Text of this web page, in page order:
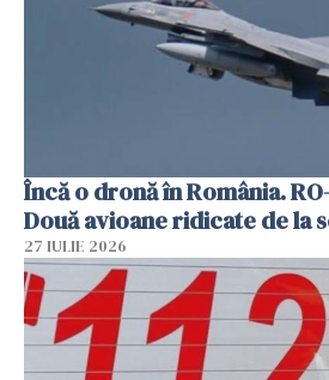
Încă o dronă în România.
Două avioane ridicate de la
27 IULIE 2026